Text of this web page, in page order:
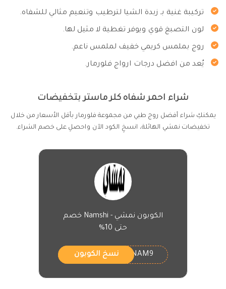
تركيبة غنية بـ زبدة الشيا لترطيب وتنعيم مثالي للشفاه.
لون التصبغ قوي ويوفر تغطية لا مثيل لها.
روج بملمس كريمي خفيف لملمس ناعم.
يُعد من افضل درجات ارواج فلورمار.
شراء احمر شفاه كلر ماستر بتخفيضات
يمكنكِ شراء أفضل روج طبي من مجموعة فلورمار بأقل الأسعار من خلال
تخفيضات نمشي الهائلة، انسخِ الكود الآن واحصلِ على خصم الشراء.
الكوبون نمشي - Namshi خصم
حتى 10%
NAM9 نسخ الكوبون